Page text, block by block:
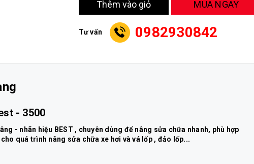
Thêm vào giỏ MUA NGAY
Tư vấn 0982930842
- 3500
- nhãn hiệu BEST , chuyên dùng để nâng sửa chữa nhanh, phù hợp
quá trình nâng sửa chữa xe hơi và vá lốp , đảo lốp...